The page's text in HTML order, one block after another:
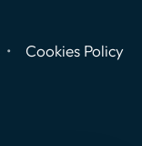
Cookies Policy